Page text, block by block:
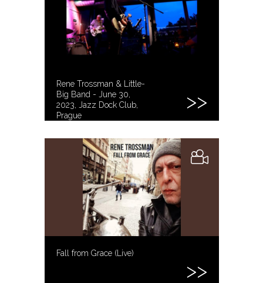
Rene Trossman & Little-
Big Band - June 30,
2023, Jazz Dock Club,
Prague
Fall from Grace (Live)